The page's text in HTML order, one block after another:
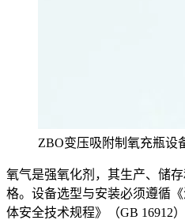
ZBO变压吸附制氧充瓶设
氧气是强氧化剂，其生产、储
格。设备选型与安装必须遵循
体安全技术规程》（GB 16912